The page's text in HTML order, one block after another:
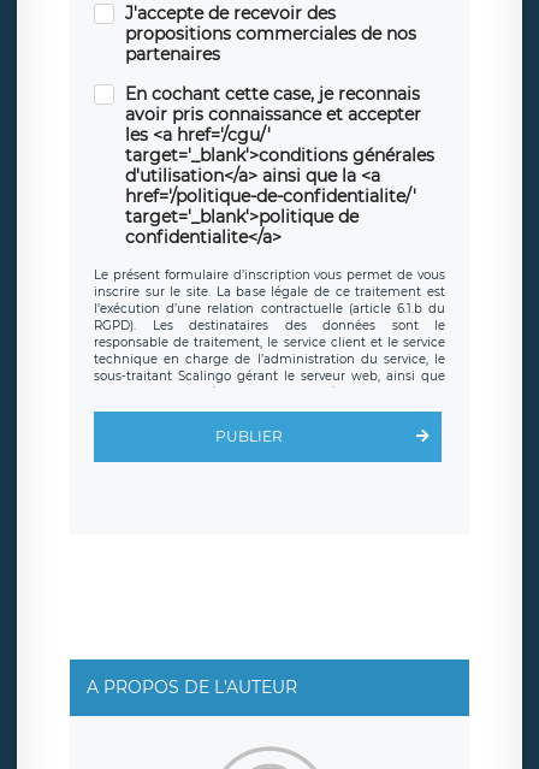
J'accepte de recevoir des
propositions commerciales de nos
partenaires
En cochant cette case, je reconnais
avoir pris connaissance et accepter
les <a href='/cgu/'
target='_blank'>conditions générales
d'utilisation</a> ainsi que la <a
href='/politique-de-confidentialite/'
target='_blank'>politique de
confidentialite</a>
Le présent formulaire d’inscription vous permet de vous
inscrire sur le site. La base légale de ce traitement est
l’exécution d’une relation contractuelle (article 6.1.b du
RGPD). Les destinataires des données sont le
responsable de traitement, le service client et le service
technique en charge de l’administration du service, le
sous-traitant Scalingo gérant le serveur web, ainsi que
toute personne légalement autorisée. Le formulaire
d’inscription est hébergé sur un serveur hébergé par
clauses de
protection conformes au RGPD
. Les données collectées
sont conservées jusqu’à ce que l’Internaute en sollicite la
rue Léopold Sédar Senghor, joignable à l’adresse mail :
responsabledetraitement@legavox.fr. Vous avez
également le droit d’introduire une réclamation auprès
d’une autorité de contrôle.
PUBLIER
A PROPOS DE L'AUTEUR